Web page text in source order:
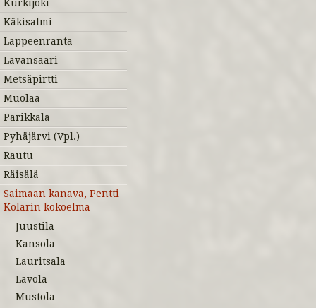
Kurkijoki
Käkisalmi
Lappeenranta
Lavansaari
Metsäpirtti
Muolaa
Parikkala
Pyhäjärvi (Vpl.)
Rautu
Räisälä
Saimaan kanava, Pentti
Kolarin kokoelma
Juustila
Kansola
Lauritsala
Lavola
Mustola